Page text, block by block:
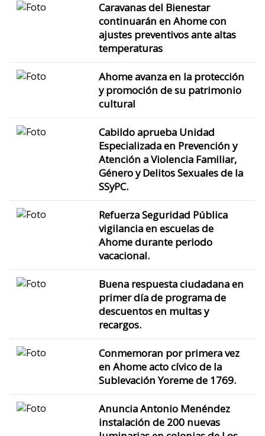
Caravanas del Bienestar
continuarán en Ahome con
ajustes preventivos ante altas
temperaturas
Ahome avanza en la protección
y promoción de su patrimonio
cultural
Cabildo aprueba Unidad
Especializada en Prevención y
Atención a Violencia Familiar,
Género y Delitos Sexuales de la
SSyPC.
Refuerza Seguridad Pública
vigilancia en escuelas de
Ahome durante periodo
vacacional.
Buena respuesta ciudadana en
primer día de programa de
descuentos en multas y
recargos.
Conmemoran por primera vez
en Ahome acto cívico de la
Sublevación Yoreme de 1769.
Anuncia Antonio Menéndez
instalación de 200 nuevas